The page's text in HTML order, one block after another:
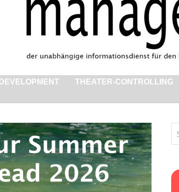
THEATER-CONTROLLING